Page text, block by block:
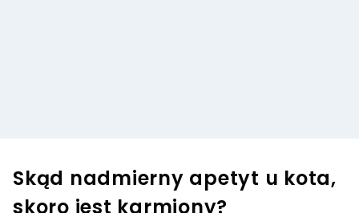
Skąd nadmierny apetyt u kota,
skoro jest karmiony?